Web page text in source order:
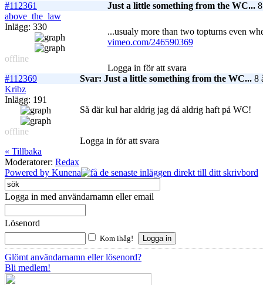
#112361
Just a little something from the WC...
above_the_law
Inlägg: 330
offline
...usualy more than two topturns even
vimeo.com/246590369
Logga in för att svara
#112369
Svar: Just a little something from the WC... 8
Kribz
Inlägg: 191
offline
Så där kul har aldrig jag då aldrig haft på WC!
Logga in för att svara
« Tillbaka
Moderatorer: Redax
Powered by Kunena
Logga in med användarnamn eller email
Lösenord
Kom ihåg!
Glömt användarnamn eller lösenord?
Bli medlem!